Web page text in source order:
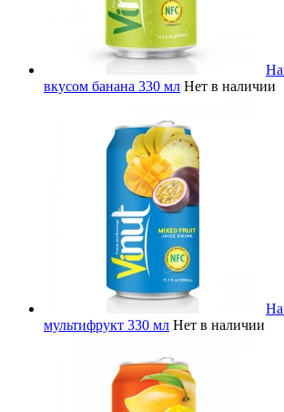
вкусом банана 330 мл Нет в наличии
мультифрукт 330 мл Нет в наличии